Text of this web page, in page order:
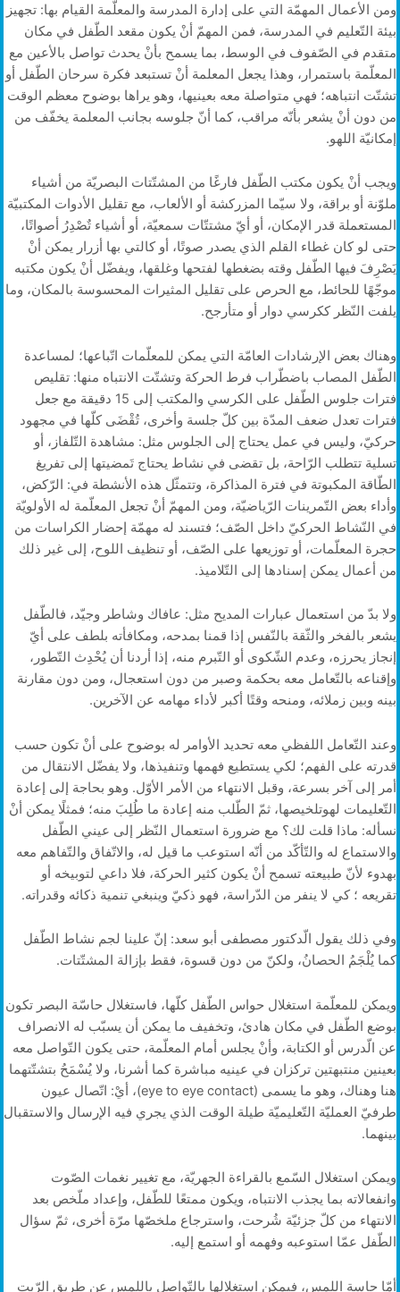
ومن الأعمال المهمّة التي على إدارة المدرسة والمعلّمة القيام بها: تجهيز
بيئة التّعليم في المدرسة، فمن المهمّ أنْ يكون مقعد الطّفل في مكان
متقدم في الصّفوف في الوسط، بما يسمح بأنْ يحدث تواصل بالأعين مع
المعلّمة باستمرار، وهذا يجعل المعلمة أنْ تستبعد فكرة سرحان الطّفل أو
تشتّت انتباهه؛ فهي متواصلة معه بعينيها، وهو يراها بوضوح معظم الوقت
من دون أنْ يشعر بأنّه مراقب، كما أنّ جلوسه بجانب المعلمة يخفّف من
إمكانيّة اللهو.
ويجب أنْ يكون مكتب الطّفل فارغًا من المشتّتات البصريّة من أشياء
ملوّنة أو براقة، ولا سيّما المزركشة أو الألعاب، مع تقليل الأدوات المكتبيّة
المستعملة قدر الإمكان، أو أيّ مشتتّات سمعيّة، أو أشياء تٌصْدِرُ أصواتًا،
حتى لو كان غطاء القلم الذي يصدر صوتًا، أو كالتي بها أزرار يمكن أنْ
يَصْرِفَ فيها الطّفل وقته بضغطها لفتحها وغلقها، ويفضّل أنْ يكون مكتبه
موجّهًا للحائط، مع الحرص على تقليل المثيرات المحسوسة بالمكان، وما
يلفت النّظر ككرسي دوار أو متأرجح.
وهناك بعض الإرشادات العامّة التي يمكن للمعلّمات اتّباعها؛ لمساعدة
الطّفل المصاب باضطّراب فرط الحركة وتشتّت الانتباه منها: تقليص
فترات جلوس الطّفل على الكرسي والمكتب إلى 15 دقيقة مع جعل
فترات تعدل ضعف المدّة بين كلّ جلسة وأخرى، تُقْضَى كلّها في مجهود
حركيّ، وليس في عمل يحتاج إلى الجلوس مثل: مشاهدة التّلفاز، أو
تسلية تتطلب الرّاحة، بل تقضى في نشاط يحتاج تَمضيتها إلى تفريغ
الطّاقة المكبوتة في فترة المذاكرة، وتتمثّل هذه الأنشطة في: الرّكض،
وأداء بعض التّمرينات الرّياضيّة، ومن المهمّ أنْ تجعل المعلّمة له الأولويّة
في النّشاط الحركيّ داخل الصّف؛ فتسند له مهمّة إحضار الكراسات من
حجرة المعلّمات، أو توزيعها على الصّف، أو تنظيف اللوح، إلى غير ذلك
من أعمال يمكن إسنادها إلى التّلاميذ.
ولا بدّ من استعمال عبارات المديح مثل: عافاك وشاطر وجيّد، فالطّفل
يشعر بالفخر والثّقة بالنّفس إذا قمنا بمدحه، ومكافأته بلطف على أيّ
إنجاز يحرزه، وعدم الشّكوى أو التّبرم منه، إذا أردنا أن يُحْدِث التّطور،
وإقناعه بالتّعامل معه بحكمة وصبر من دون استعجال، ومن دون مقارنة
بينه وبين زملائه، ومنحه وقتًا أكبر لأداء مهامه عن الآخرين.
وعند التّعامل اللفظي معه تحديد الأوامر له بوضوح على أنْ تكون حسب
قدرته على الفهم؛ لكي يستطيع فهمها وتنفيذها، ولا يفضّل الانتقال من
أمر إلى آخر بسرعة، وقبل الانتهاء من الأمر الأوّل. وهو بحاجة إلى إعادة
التّعليمات لهوتلخيصها، ثمّ الطّلب منه إعادة ما طُلِبَ منه؛ فمثلًا يمكن أنْ
نسأله: ماذا قلت لك؟ مع ضرورة استعمال النّظر إلى عيني الطّفل
والاستماع له والتّأكّد من أنّه استوعب ما قيل له، والاتّفاق والتّفاهم معه
بهدوء لأنّ طبيعته تسمح أنْ يكون كثير الحركة، فلا داعي لتوبيخه أو
تقريعه ؛ كي لا ينفر من الدّراسة، فهو ذكيّ وينبغي تنمية ذكائه وقدراته.
وفي ذلك يقول الّدكتور مصطفى أبو سعد: إنّ علينا لجم نشاط الطّفل
كما يُلْجَمُ الحصانُ، ولكنّ من دون قسوة، فقط بإزالة المشتّتات.
ويمكن للمعلّمة استغلال حواس الطّفل كلّها، فاستغلال حاسّة البصر تكون
بوضع الطّفل في مكان هادئ، وتخفيف ما يمكن أن يسبّب له الانصراف
عن الّدرس أو الكتابة، وأنْ يجلس أمام المعلّمة، حتى يكون التّواصل معه
بعينين منتبهتين تركزان في عينيه مباشرة كما أشرنا، ولا يُسْمَحُ بتشتّتهما
هنا وهناك، وهو ما يسمى (eye to eye contact)، أيْ: اتّصال عيون
طرفيّ العمليّة التّعليميّة طيلة الوقت الذي يجري فيه الإرسال والاستقبال
بينهما.
ويمكن استغلال السّمع بالقراءة الجهريّة، مع تغيير نغمات الصّوت
وانفعالاته بما يجذب الانتباه، ويكون ممتعًا للطّفل، وإعداد ملّخص بعد
الانتهاء من كلّ جزئيّة شُرحت، واسترجاع ملخصّها مرّة أخرى، ثمّ سؤال
الطّفل عمّا استوعبه وفهمه أو استمع إليه.
أمّا حاسة اللمس، فيمكن استغلالها بالتّواصل باللمس عن طريق الرّبت